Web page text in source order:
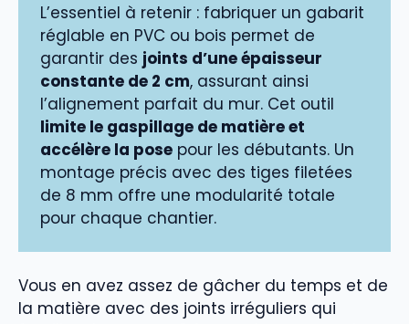
L’essentiel à retenir : fabriquer un gabarit
réglable en PVC ou bois permet de
garantir des joints d’une épaisseur
constante de 2 cm, assurant ainsi
l’alignement parfait du mur. Cet outil
limite le gaspillage de matière et
accélère la pose pour les débutants. Un
montage précis avec des tiges filetées
de 8 mm offre une modularité totale
pour chaque chantier.
Vous en avez assez de gâcher du temps et de
la matière avec des joints irréguliers qui